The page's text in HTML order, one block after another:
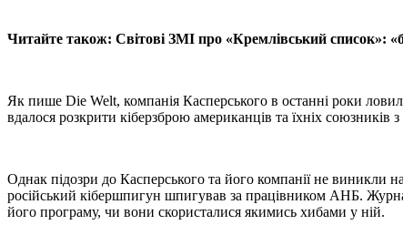
Читайте також: Світові ЗМІ про «Кремлівський список»:
Як пише Die Welt, компанія Касперського в останні роки
вдалося розкрити кіберзброю американців та їхніх
Однак підозри до Касперського та його компанії не виникли
російський кібершпигун шпигував за працівником АНБ.
його програму, чи вони скористалися якимись хибами у ній.